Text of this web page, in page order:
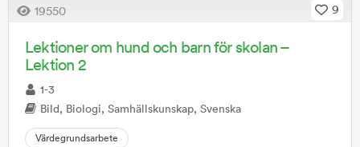
19550 9
Lektioner om hund och barn för skolan –
Lektion 2
1-3
Bild, Biologi, Samhällskunskap, Svenska
Värdegrundsarbete